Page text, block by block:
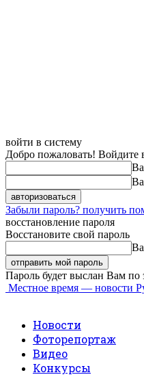
войти в систему
Добро пожаловать! Войдите
Забыли пароль? получить
восстановление пароля
Восстановите свой пароль
Пароль будет выслан Вам по
Местное время — новости
Новости
Фоторепортаж
Видео
Конкурсы